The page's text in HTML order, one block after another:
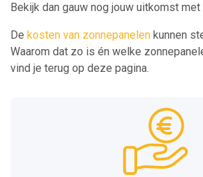
Bekijk dan gauw nog jouw uitkomst
De kosten van zonnepanelen kunnen
Waarom dat zo is én welke
vind je terug op deze pagina.